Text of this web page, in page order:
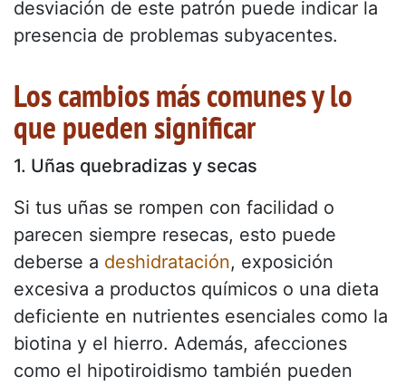
desviación de este patrón puede indicar la
presencia de problemas subyacentes.
Los cambios más comunes y lo
que pueden significar
1. Uñas quebradizas y secas
Si tus uñas se rompen con facilidad o
parecen siempre resecas, esto puede
deberse a deshidratación, exposición
excesiva a productos químicos o una dieta
deficiente en nutrientes esenciales como la
biotina y el hierro. Además, afecciones
como el hipotiroidismo también pueden